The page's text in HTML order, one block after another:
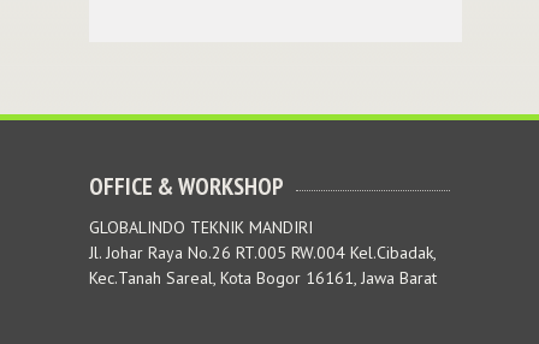
OFFICE & WORKSHOP
GLOBALINDO TEKNIK MANDIRI
Jl. Johar Raya No.26 RT.005 RW.004 Kel.Cibadak,
Kec.Tanah Sareal, Kota Bogor 16161, Jawa Barat